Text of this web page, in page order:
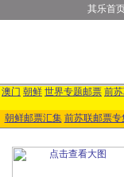
其乐首
澳门 朝鲜 世界专题邮票 前
朝鲜邮票汇集 前苏联邮票专